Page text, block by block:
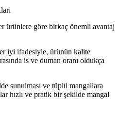
ürünlere göre birkaç önemli avantaj
iyi ifadesiyle, ürünün kalite
is ve duman oranı oldukça
sunulması ve tüplü mangallara
hızlı ve pratik bir şekilde mangal